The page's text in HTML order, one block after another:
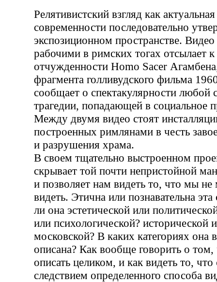
Релятивистский взгляд как
современности последовательно
экспозиционном пространстве.
рабочими в римских тогах отсылает
отчужденности Homo Sacer
фрагмента голливудского фильма
сообщает о спектакулярности любой
трагедии, попадающей в социальное
Между двумя видео стоят
построенных римлянами в честь
и разрушения храма.
В своем тщательно выстроенном
скрывает той почти непристойной
и позволяет нам видеть то, что мы не
видеть. Этична или познавательна эта
ли она эстетической или
или психологической? исторической
московской? В каких категориях
описана? Как вообще говорить о
описать целиком, и как видеть то, что
следствием определенного способа